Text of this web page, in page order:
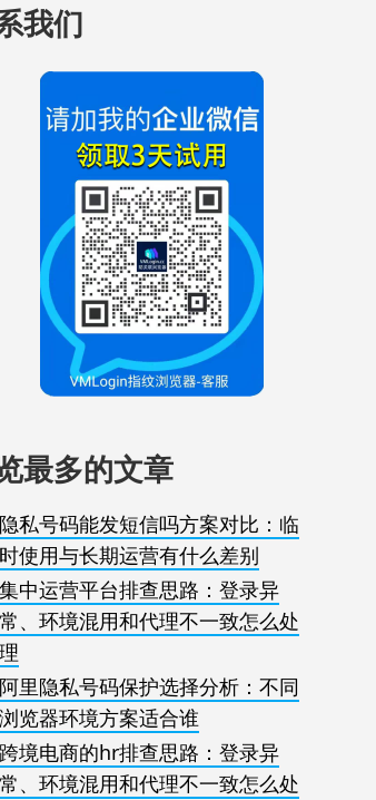
我们
最多的文章
隐私号码能发短信吗方案对比：临
时使用与长期运营有什么差别
集中运营平台排查思路：登录异
常、环境混用和代理不一致怎么处
理
阿里隐私号码保护选择分析：不同
浏览器环境方案适合谁
跨境电商的hr排查思路：登录异
常、环境混用和代理不一致怎么处